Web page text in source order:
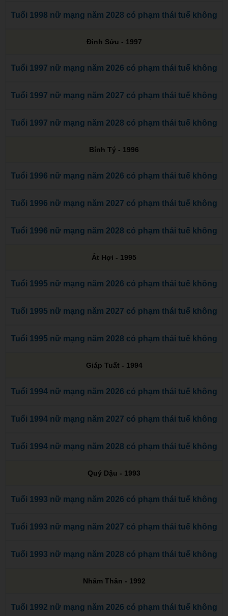
Tuổi 1998 nữ mạng năm 2028 có phạm thái tuế không
Đinh Sửu - 1997
Tuổi 1997 nữ mạng năm 2026 có phạm thái tuế không
Tuổi 1997 nữ mạng năm 2027 có phạm thái tuế không
Tuổi 1997 nữ mạng năm 2028 có phạm thái tuế không
Bính Tý - 1996
Tuổi 1996 nữ mạng năm 2026 có phạm thái tuế không
Tuổi 1996 nữ mạng năm 2027 có phạm thái tuế không
Tuổi 1996 nữ mạng năm 2028 có phạm thái tuế không
Ất Hợi - 1995
Tuổi 1995 nữ mạng năm 2026 có phạm thái tuế không
Tuổi 1995 nữ mạng năm 2027 có phạm thái tuế không
Tuổi 1995 nữ mạng năm 2028 có phạm thái tuế không
Giáp Tuất - 1994
Tuổi 1994 nữ mạng năm 2026 có phạm thái tuế không
Tuổi 1994 nữ mạng năm 2027 có phạm thái tuế không
Tuổi 1994 nữ mạng năm 2028 có phạm thái tuế không
Quý Dậu - 1993
Tuổi 1993 nữ mạng năm 2026 có phạm thái tuế không
Tuổi 1993 nữ mạng năm 2027 có phạm thái tuế không
Tuổi 1993 nữ mạng năm 2028 có phạm thái tuế không
Nhâm Thân - 1992
Tuổi 1992 nữ mạng năm 2026 có phạm thái tuế không